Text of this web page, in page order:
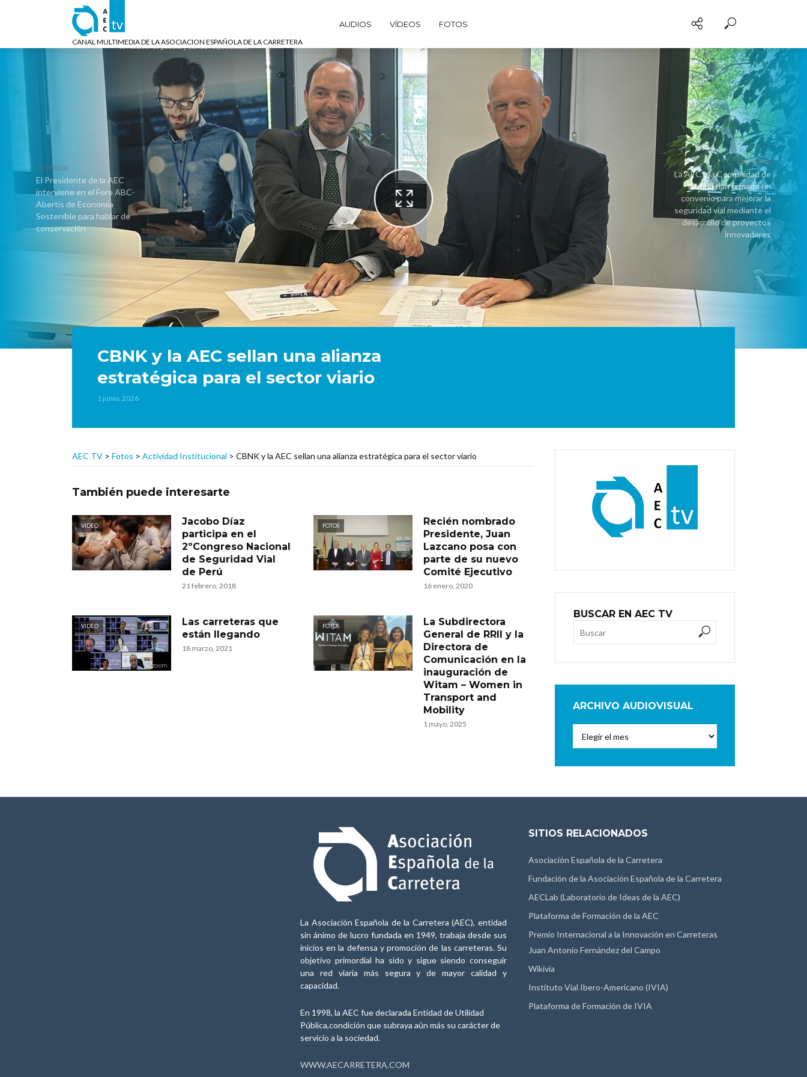
CANAL MULTIMEDIA DE LA ASOCIACION ESPAÑOLA DE LA CARRETERA
AUDIOS VÍDEOS FOTOS
ANTERIOR
El Presidente de la AEC
interviene en el Foro ABC-
Abertis de Economía
Sostenible para hablar de
conservación
SIGUIENTE
La AEC y la Comunidad de
Madrid han firmado un
convenio para mejorar la
seguridad vial mediante el
desarrollo de proyectos
innovadores
CBNK y la AEC sellan una alianza
estratégica para el sector viario
1 junio, 2026
AEC TV > Fotos > Actividad Institucional > CBNK y la AEC sellan una alianza estratégica para el sector viario
También puede interesarte
VIDEO
Jacobo Díaz
participa en el
2ºCongreso Nacional
de Seguridad Vial
de Perú
21 febrero, 2018
FOTOS
Recién nombrado
Presidente, Juan
Lazcano posa con
parte de su nuevo
Comité Ejecutivo
16 enero, 2020
VIDEO
Las carreteras que
están llegando
18 marzo, 2021
FOTOS
La Subdirectora
General de RRII y la
Directora de
Comunicación en la
inauguración de
Witam – Women in
Transport and
Mobility
1 mayo, 2025
BUSCAR EN AEC TV
ARCHIVO AUDIOVISUAL
Audiovisual
La Asociación Española de la Carretera (AEC), entidad
sin ánimo de lucro fundada en 1949, trabaja desde sus
inicios en la defensa y promoción de las carreteras. Su
objetivo primordial ha sido y sigue siendo conseguir
una red viaria más segura y de mayor calidad y
capacidad.
En 1998, la AEC fue declarada Entidad de Utilidad
Pública,condición que subraya aún más su carácter de
servicio a la sociedad.
WWW.AECARRETERA.COM
SITIOS RELACIONADOS
Asociación Española de la Carretera
Fundación de la Asociación Española de la Carretera
AECLab (Laboratorio de Ideas de la AEC)
Plataforma de Formación de la AEC
Premio Internacional a la Innovación en Carreteras
Juan Antonio Fernández del Campo
Wikivia
Instituto Vial Ibero-Americano (IVIA)
Plataforma de Formación de IVIA